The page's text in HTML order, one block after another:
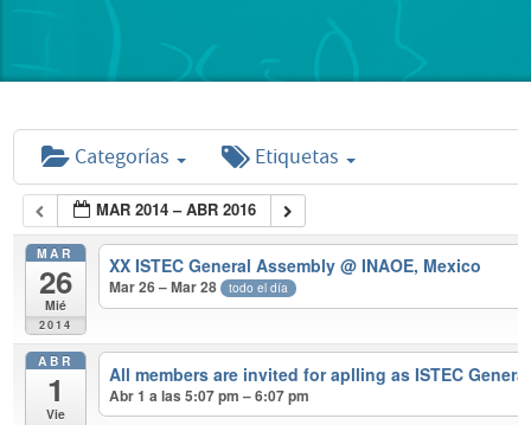
Categorías Etiquetas
MAR 2014 – ABR 2016
MAR
26
Mié
2014
XX ISTEC General Assembly @ INAOE, Mexico
Mar 26 – Mar 28 todo el día
ABR
1
Vie
All members are invited for aplling as ISTEC
Abr 1 a las 5:07 pm – 6:07 pm